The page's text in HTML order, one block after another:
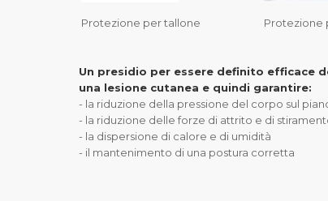
Protezione per tallone Protezione
Un presidio per essere definito efficace
una lesione cutanea e quindi garantire:
- la riduzione della pressione del corpo sul
- la riduzione delle forze di attrito e di
- la dispersione di calore e di umidità
- il mantenimento di una postura corretta